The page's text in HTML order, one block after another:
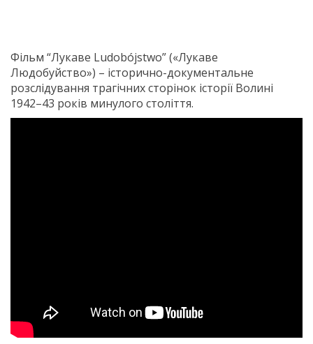
Фільм “Лукаве Ludobójstwo” («Лукаве
Людобуйство») – історично-документальне
розслідування трагічних сторінок історії Волині
1942–43 років минулого століття.